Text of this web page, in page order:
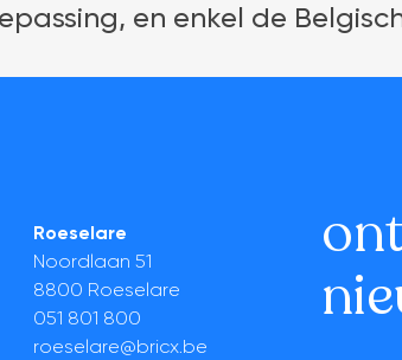
en enkel de
Roeselare
Noordlaan 51
8800 Roeselare
051 801 800
roeselare@bricx.be